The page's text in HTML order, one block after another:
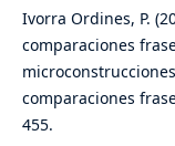
Ivorra Ordines, P.
comparaciones
comparaciones
455.